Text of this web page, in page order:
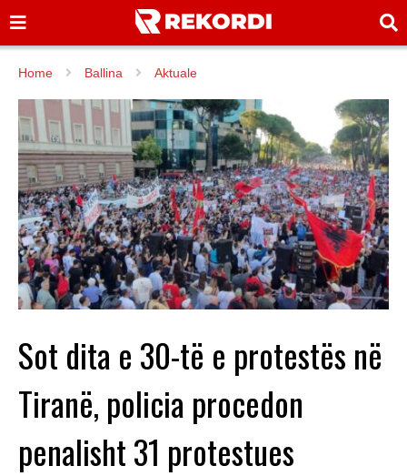
Home Ballina Aktuale
Sot dita e 30-të e protestës në
Tiranë, policia procedon
penalisht 31 protestues